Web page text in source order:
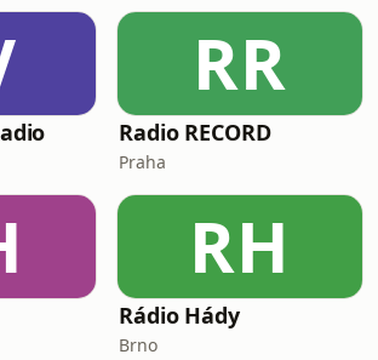
RR
Radio RECORD
Praha
RH
Rádio Hády
Brno